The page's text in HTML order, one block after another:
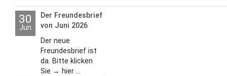
30
Jun
Der Freundesbrief
von Juni 2026
Der neue
Freundesbrief ist
da. Bitte klicken
Sie → hier ...